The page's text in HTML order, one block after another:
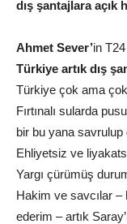
dış şantajlara açık
Ahmet Sever’in
Türkiye artık dış
Türkiye çok ama
Fırtınalı sularda
bir bu yana
Ehliyetsiz ve
Yargı çürümüş
Hakim ve savcılar –
ederim – artık